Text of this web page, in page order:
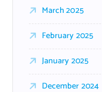
March 2025
February 2025
January 2025
December 2024